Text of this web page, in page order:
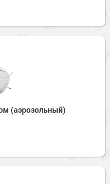
(аэрозольный)